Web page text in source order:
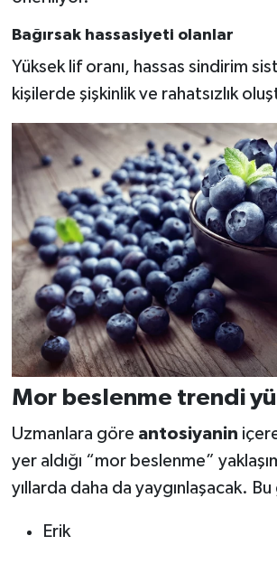
Bağırsak hassasiyeti olanlar
Yüksek lif oranı, hassas sindirim
kişilerde şişkinlik ve rahatsızlık
Mor beslenme trendi
Uzmanlara göre antosiyanin
yer aldığı “mor beslenme”
yıllarda daha da yaygınlaşacak.
Erik